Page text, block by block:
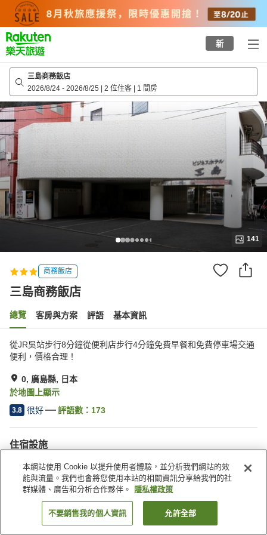
top
page
新
三島商務飯店
2026/8/24 - 2026/8/25 | 2 位住客 | 1 間房
141
商務飯店
三島商務飯店
總覽 客房與方案 評語 基本資訊
從JR吳站步行8分鐘從便利店步行4分鐘免費早餐和免費停車場交通
便利，價格合理！
0, 廣島縣, 日本
於地圖上顯示
3.8 很好 評語數： 173
住宿設施
停車場
自動販賣機
付費洗衣房
宅配服務
找客房
本網站使用 Cookie 以提升使用者體驗，並分析我們網站的效
能與流量。我們也會將您使用本站的相關資訊分享給我們的社
群媒體、廣告和分析合作夥伴。
隱私權政策
不要銷售我的個人資訊 允許全部